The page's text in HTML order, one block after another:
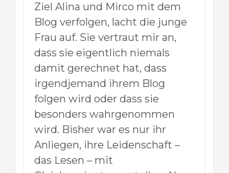
Ziel Alina und Mirco mit dem
Blog verfolgen, lacht die junge
Frau auf. Sie vertraut mir an,
dass sie eigentlich niemals
damit gerechnet hat, dass
irgendjemand ihrem Blog
folgen wird oder dass sie
besonders wahrgenommen
wird. Bisher war es nur ihr
Anliegen, ihre Leidenschaft –
das Lesen – mit